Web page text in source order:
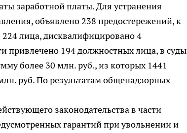
заработной платы. Для устранения
объявлено 238 предостережений, к
лица, дисквалифицировано 4
привлечено 194 должностных лица, в суды
более 30 млн. руб., из которых 1441
руб. По результатам общенадзорных
законодательства в части
гарантий при увольнении и